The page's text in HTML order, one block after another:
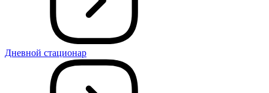
Дневной стационар